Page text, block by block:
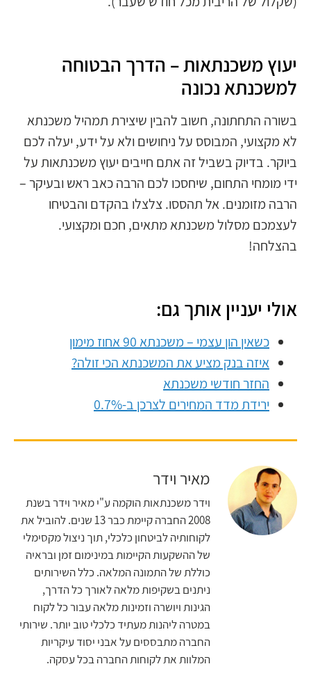
יעוץ משכנתאות – הדרך הבטוחה
למשכנתא נכונה
בשורה התחתונה, חשוב להבין שיצירת תמהיל משכנתא
לא מקצועי, המבוסס על ניחושים ולא על ידע, יעלה לכם
ביוקר. בדיוק בשביל זה אתם חייבים יעוץ משכנתאות על
ידי מומחי התחום, שיחסכו לכם הרבה כאב ראש ובעיקר –
הרבה מזומנים. אל תהססו. צלצלו בהקדם והבטיחו
לעצמכם מסלול משכנתא מתאים, חכם ומקצועי.
בהצלחה!
אולי יעניין אותך גם:
כשאין הון עצמי – משכנתא 90 אחוז מימון
איזה בנק מציע את המשכנתא הכי זולה?
החזר חודשי משכנתא
ירידת מדד המחירים לצרכן ב-0.7%
מאיר וידר
וידר משכנתאות הוקמה ע"י מאיר וידר בשנת
2008 החברה קיימת כבר 13 שנים. להוביל את
לקוחותיה לביטחון כלכלי, תוך ניצול מקסימלי
של ההשקעות הקיימות במינימום זמן ובראיה
כוללת של התמונה המלאה. כלל השירותים
ניתנים בשקיפות מלאה לאורך כל הדרך,
הגינות ויושרה וזמינות מלאה עבור כל לקוח
במטרה ליהנות מעתיד כלכלי טוב יותר. שירותי
החברה מתבססים על אבני יסוד עיקריות
המלוות את לקוחות החברה בכל עסקה.